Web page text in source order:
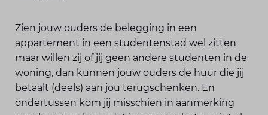
Zien jouw ouders de belegging in een
appartement in een studentenstad wel zitten
maar willen zij of jij geen andere studenten in de
woning, dan kunnen jouw ouders de huur die jij
betaalt (deels) aan jou terugschenken. En
ondertussen kom jij misschien in aanmerking